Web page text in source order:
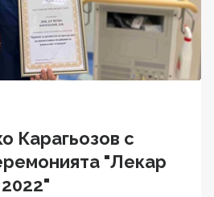
Карагьозов с
"Лекар